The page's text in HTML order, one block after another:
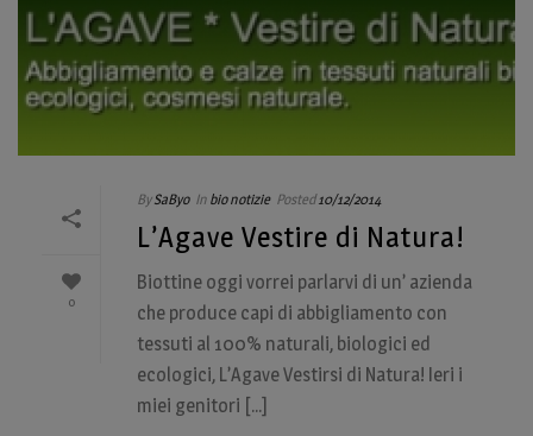
0
By SaByo In bio notizie Posted 10/12/2014
L’Agave Vestire di Natura!
Biottine oggi vorrei parlarvi di un’ azienda
che produce capi di abbigliamento con
tessuti al 100% naturali, biologici ed
ecologici, L’Agave Vestirsi di Natura! Ieri i
miei genitori [...]